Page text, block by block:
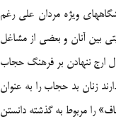
ويژه مردان علي رغم
بين آنان و بعضي از مشاغل
ارج ننهادن بر فرهنگ حجاب
زنان بد حجاب را به عنوان
را مربوط به گذشته دانستن